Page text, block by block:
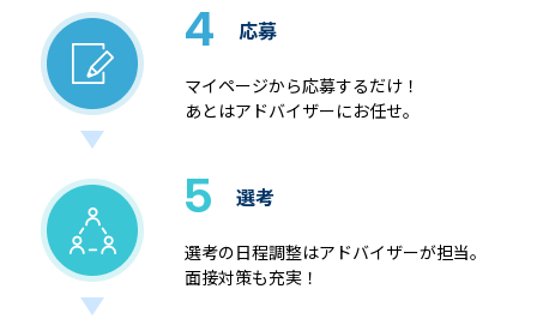
4 応募
マイページから応募するだけ！
あとはアドバイザーにお任せ。
5 選考
選考の日程調整はアドバイザーが担当。
面接対策も充実！